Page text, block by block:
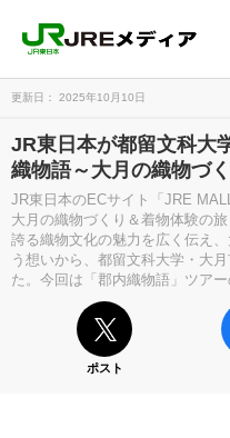
更新日： 2025年10月10日
JR東日本が都留文科大
織物語～大月の織物づ
JR東日本のECサイト「JRE
大月の織物づくり＆着物体験の
誇る織物文化の魅力を広く伝え
う想いから、都留文科大学・大
た。今回は「郡内織物語」ツアー
ポスト